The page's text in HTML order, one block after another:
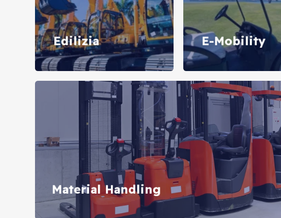
Edilizia E-Mobility
Material Handling